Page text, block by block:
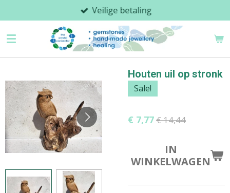
direct
naar
Veilige betaling
Houten uil op stronk
Sale!
€ 7,77€ 14,44
IN
WINKELWAGEN